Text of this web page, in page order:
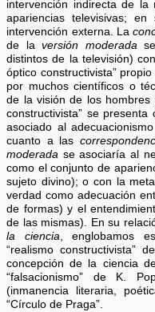
intervención indirecta de la
apariencias televisivas; en
intervención externa. La
de laversión moderadase
distintos de la televisión)
óptico constructivista”
por muchos científicos o
de la visión de los hombres
constructivista” se presenta
asociado al
cuanto a las
moderada se asociaría al
como el conjunto de
sujeto divino); o con la
verdad como adecuación
de formas) y el
de las mismas). En su
la ciencia, englobamos
“realismo constructivista”
concepción de la ciencia
“falsacionismo” de K.
(inmanencia literaria,
“Círculo de Praga”.